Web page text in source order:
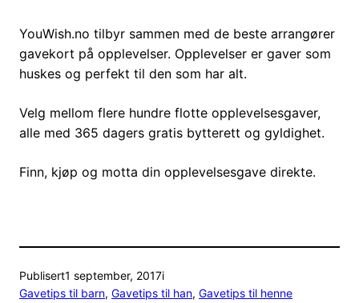
YouWish.no tilbyr sammen med de beste arrangører
gavekort på opplevelser. Opplevelser er gaver som
huskes og perfekt til den som har alt.
Velg mellom flere hundre flotte opplevelsesgaver,
alle med 365 dagers gratis bytterett og gyldighet.
Finn, kjøp og motta din opplevelsesgave direkte.
Publisert1 september, 2017i
Gavetips til barn, Gavetips til han, Gavetips til henne